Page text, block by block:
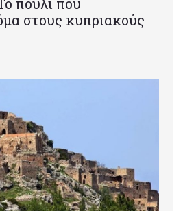
πουλί που
στους κυπριακούς